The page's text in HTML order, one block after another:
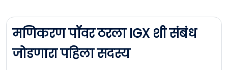
मणिकरण पॉवर ठरला IGX शी संबंध
जोडणारा पहिला सदस्य